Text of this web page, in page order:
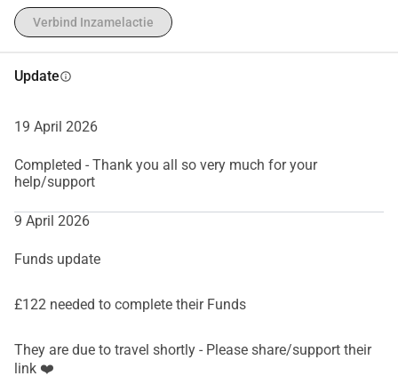
Verbind Inzamelactie
Updateinfo
19 April 2026
Completed - Thank you all so very much for your
help/support
9 April 2026
Funds update
£122 needed to complete their Funds
They are due to travel shortly - Please share/support their
link ❤️